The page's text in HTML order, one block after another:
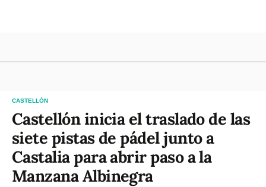
CASTELLÓN
Castellón inicia el traslado de las
siete pistas de pádel junto a
Castalia para abrir paso a la
Manzana Albinegra